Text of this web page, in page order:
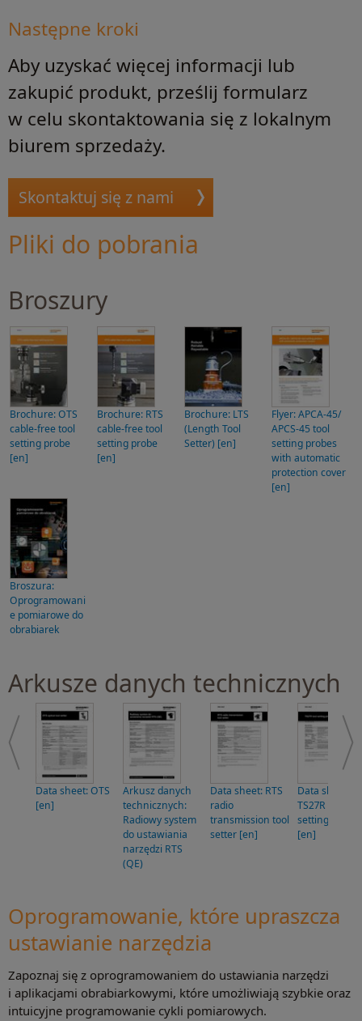
Następne kroki
Aby uzyskać więcej informacji lub
zakupić produkt, prześlij formularz
w celu skontaktowania się z lokalnym
biurem sprzedaży.
Skontaktuj się z nami
Pliki do pobrania
Broszury
Brochure: OTS
cable-free tool
setting probe
[en]
Brochure: RTS
cable-free tool
setting probe
[en]
Brochure: LTS
(Length Tool
Setter) [en]
Flyer: APCA-45/
APCS-45 tool
setting probes
with automatic
protection cover
[en]
Broszura:
Oprogramowani
e pomiarowe do
obrabiarek
Arkusze danych technicznych
Data sheet: OTS
[en]
Arkusz danych
technicznych:
Radiowy system
do ustawiania
narzędzi RTS
(QE)
Data sheet: RTS
radio
transmission tool
setter [en]
Data sheet:
TS27R tool
setting probe
[en]
Oprogramowanie, które upraszcza
ustawianie narzędzia
Zapoznaj się z oprogramowaniem do ustawiania narzędzi
i aplikacjami obrabiarkowymi, które umożliwiają szybkie oraz
intuicyjne programowanie cykli pomiarowych.